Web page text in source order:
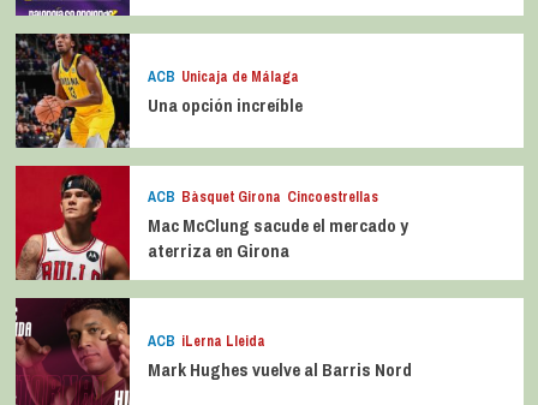
ACB Unicaja de Málaga
Una opción increíble
ACB Bàsquet Girona Cincoestrellas
Mac McClung sacude el mercado y
aterriza en Girona
ACB iLerna Lleida
Mark Hughes vuelve al Barris Nord